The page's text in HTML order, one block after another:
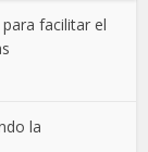
facilitar el
la